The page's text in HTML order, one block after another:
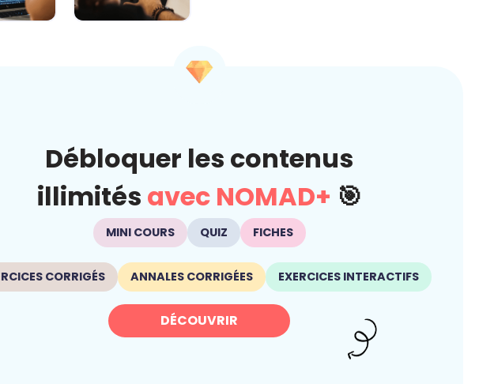
Débloquer les contenus
illimités avec NOMAD+ 🎯
MINI COURS QUIZ FICHES
CORRIGÉS ANNALES CORRIGÉES EXERCICES INTERACTIFS
DÉCOUVRIR